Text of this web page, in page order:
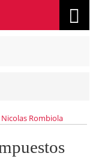
Nicolas Rombiola